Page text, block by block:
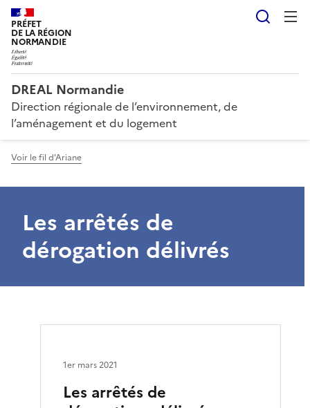
PRÉFET
DE LA RÉGION
NORMANDIE
DREAL Normandie
Direction régionale de l’environnement, de
l’aménagement et du logement
Voir le fil d'Ariane
Les arrêtés de
dérogation délivrés
Les arrêtés de
1er mars 2021